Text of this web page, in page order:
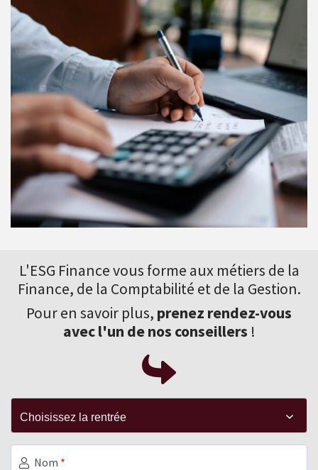
L'ESG Finance vous forme aux métiers de la
Finance, de la Comptabilité et de la Gestion.
Pour en savoir plus, prenez rendez-vous
avec l'un de nos conseillers !
Nom *